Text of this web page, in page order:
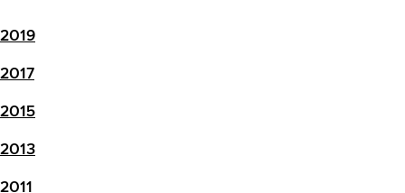
2019
2017
2015
2013
2011